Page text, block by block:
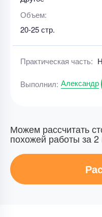
Объем:
20-25 стр.
Практическая часть:
Выполнил: Александр
Можем рассчитать
похожей работы за